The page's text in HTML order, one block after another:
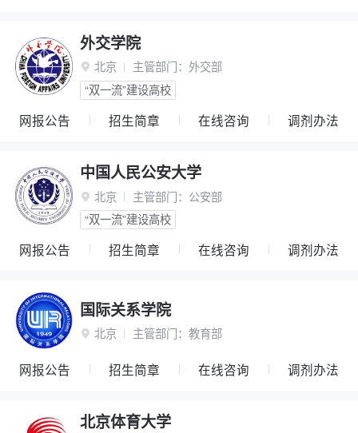
外交学院
 北京 主管部门： 外交部
“双一流”建设高校
网报公告 招生简章 在线咨询 调剂办法
中国人民公安大学
 北京 主管部门： 公安部
“双一流”建设高校
网报公告 招生简章 在线咨询 调剂办法
国际关系学院
 北京 主管部门： 教育部
网报公告 招生简章 在线咨询 调剂办法
北京体育大学